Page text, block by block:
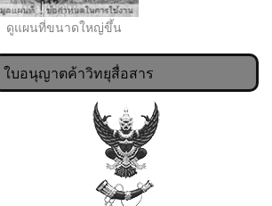
ดูแผนที่ขนาดใหญ่ขึ้น
ใบอนุญาตค้าวิทยุสื่อสาร